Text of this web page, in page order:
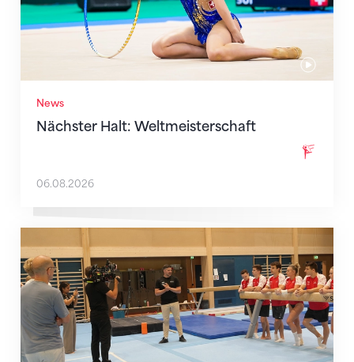
News
Nächster Halt: Weltmeisterschaft
06.08.2026
Mit klaren Zielen nach Zagreb